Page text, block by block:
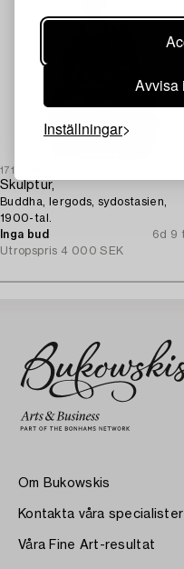
Avvisa
Inställningar
1717294
Skulptur,
Buddha, lergods, sydostasien,
1900-tal.
Inga bud
6d 9
Utropspris 4 000 SEK
Om Bukowskis
Kontakta våra specialister
Våra Fine Art-resultat